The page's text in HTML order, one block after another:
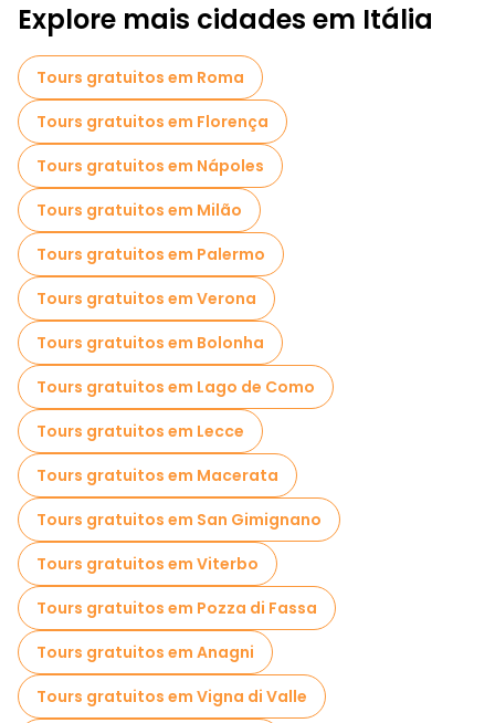
Explore mais cidades em Itália
Tours gratuitos em Roma
Tours gratuitos em Florença
Tours gratuitos em Nápoles
Tours gratuitos em Milão
Tours gratuitos em Palermo
Tours gratuitos em Verona
Tours gratuitos em Bolonha
Tours gratuitos em Lago de Como
Tours gratuitos em Lecce
Tours gratuitos em Macerata
Tours gratuitos em San Gimignano
Tours gratuitos em Viterbo
Tours gratuitos em Pozza di Fassa
Tours gratuitos em Anagni
Tours gratuitos em Vigna di Valle